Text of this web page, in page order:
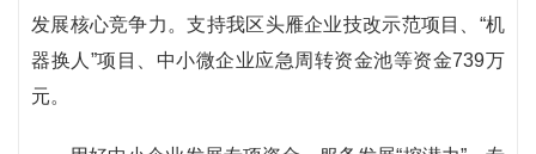
发展核心竞争力。支持我区头雁企业技改示范项目、“机
器换人”项目、中小微企业应急周转资金池等资金739万
元。